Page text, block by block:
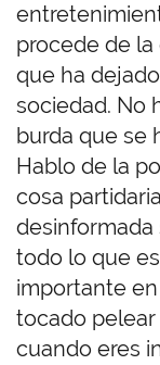
procede de
que ha
sociedad. No
burda que se
Hablo de la
cosa
todo lo que
importante
tocado
cuando eres